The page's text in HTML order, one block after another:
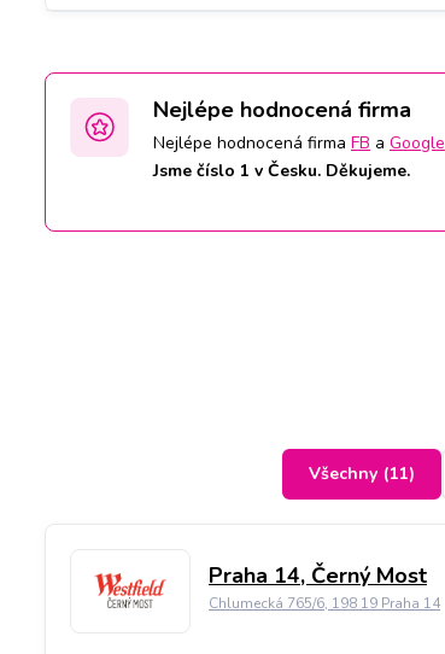
Nejlépe hodnocená firma
Nejlépe hodnocená firma FB a Google
Jsme číslo 1 v Česku. Děkujeme.
Všechny (11)
Praha 14, Černý Most
Chlumecká 765/6, 198 19 Praha 14